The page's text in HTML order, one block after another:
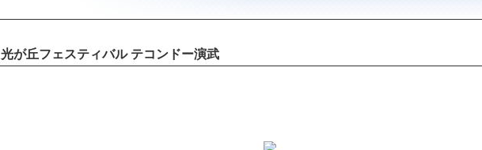
光が丘フェスティバル テコンドー演武